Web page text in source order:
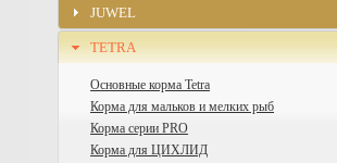
JUWEL
TETRA
Основные корма Tetra
Корма для мальков и мелких рыб
Корма серии PRO
Корма для ЦИХЛИД